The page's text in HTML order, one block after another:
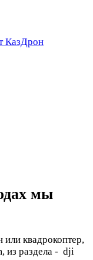
КазДрон
мы
или квадрокоптер,
из раздела - dji